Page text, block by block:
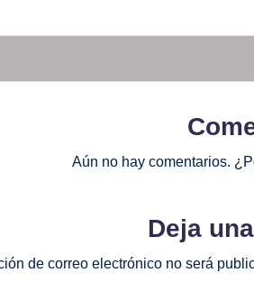
Aún no hay comentarios.
Deja
de correo electrónico no será